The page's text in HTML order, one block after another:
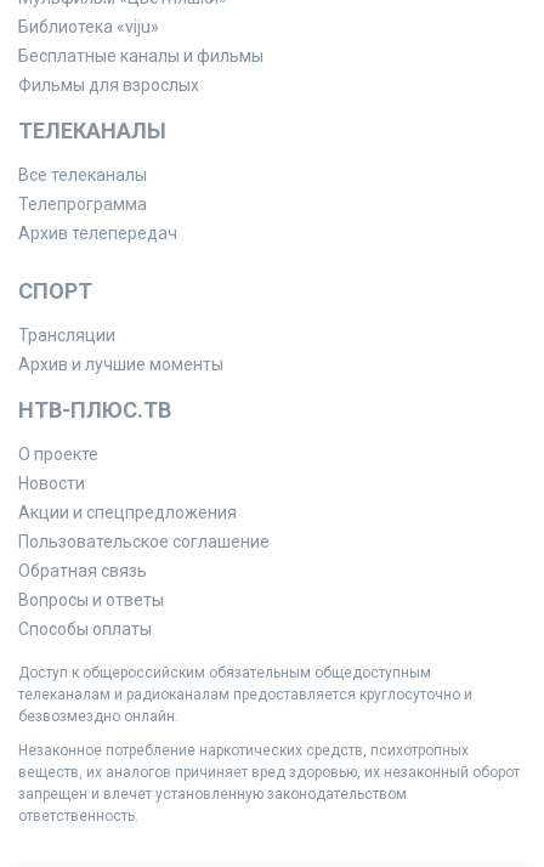
Библиотека «viju»
Бесплатные каналы и фильмы
Фильмы для взрослых
ТЕЛЕКАНАЛЫ
Все телеканалы
Телепрограмма
Архив телепередач
СПОРТ
Трансляции
Архив и лучшие моменты
НТВ-ПЛЮС.ТВ
О проекте
Новости
Акции и спецпредложения
Пользовательское соглашение
Обратная связь
Вопросы и ответы
Способы оплаты
Доступ к общероссийским обязательным общедоступным
телеканалам и радиоканалам предоставляется круглосуточно и
безвозмездно онлайн.
Незаконное потребление наркотических средств, психотропных
веществ, их аналогов причиняет вред здоровью, их незаконный оборот
запрещен и влечет установленную законодательством
ответственность.